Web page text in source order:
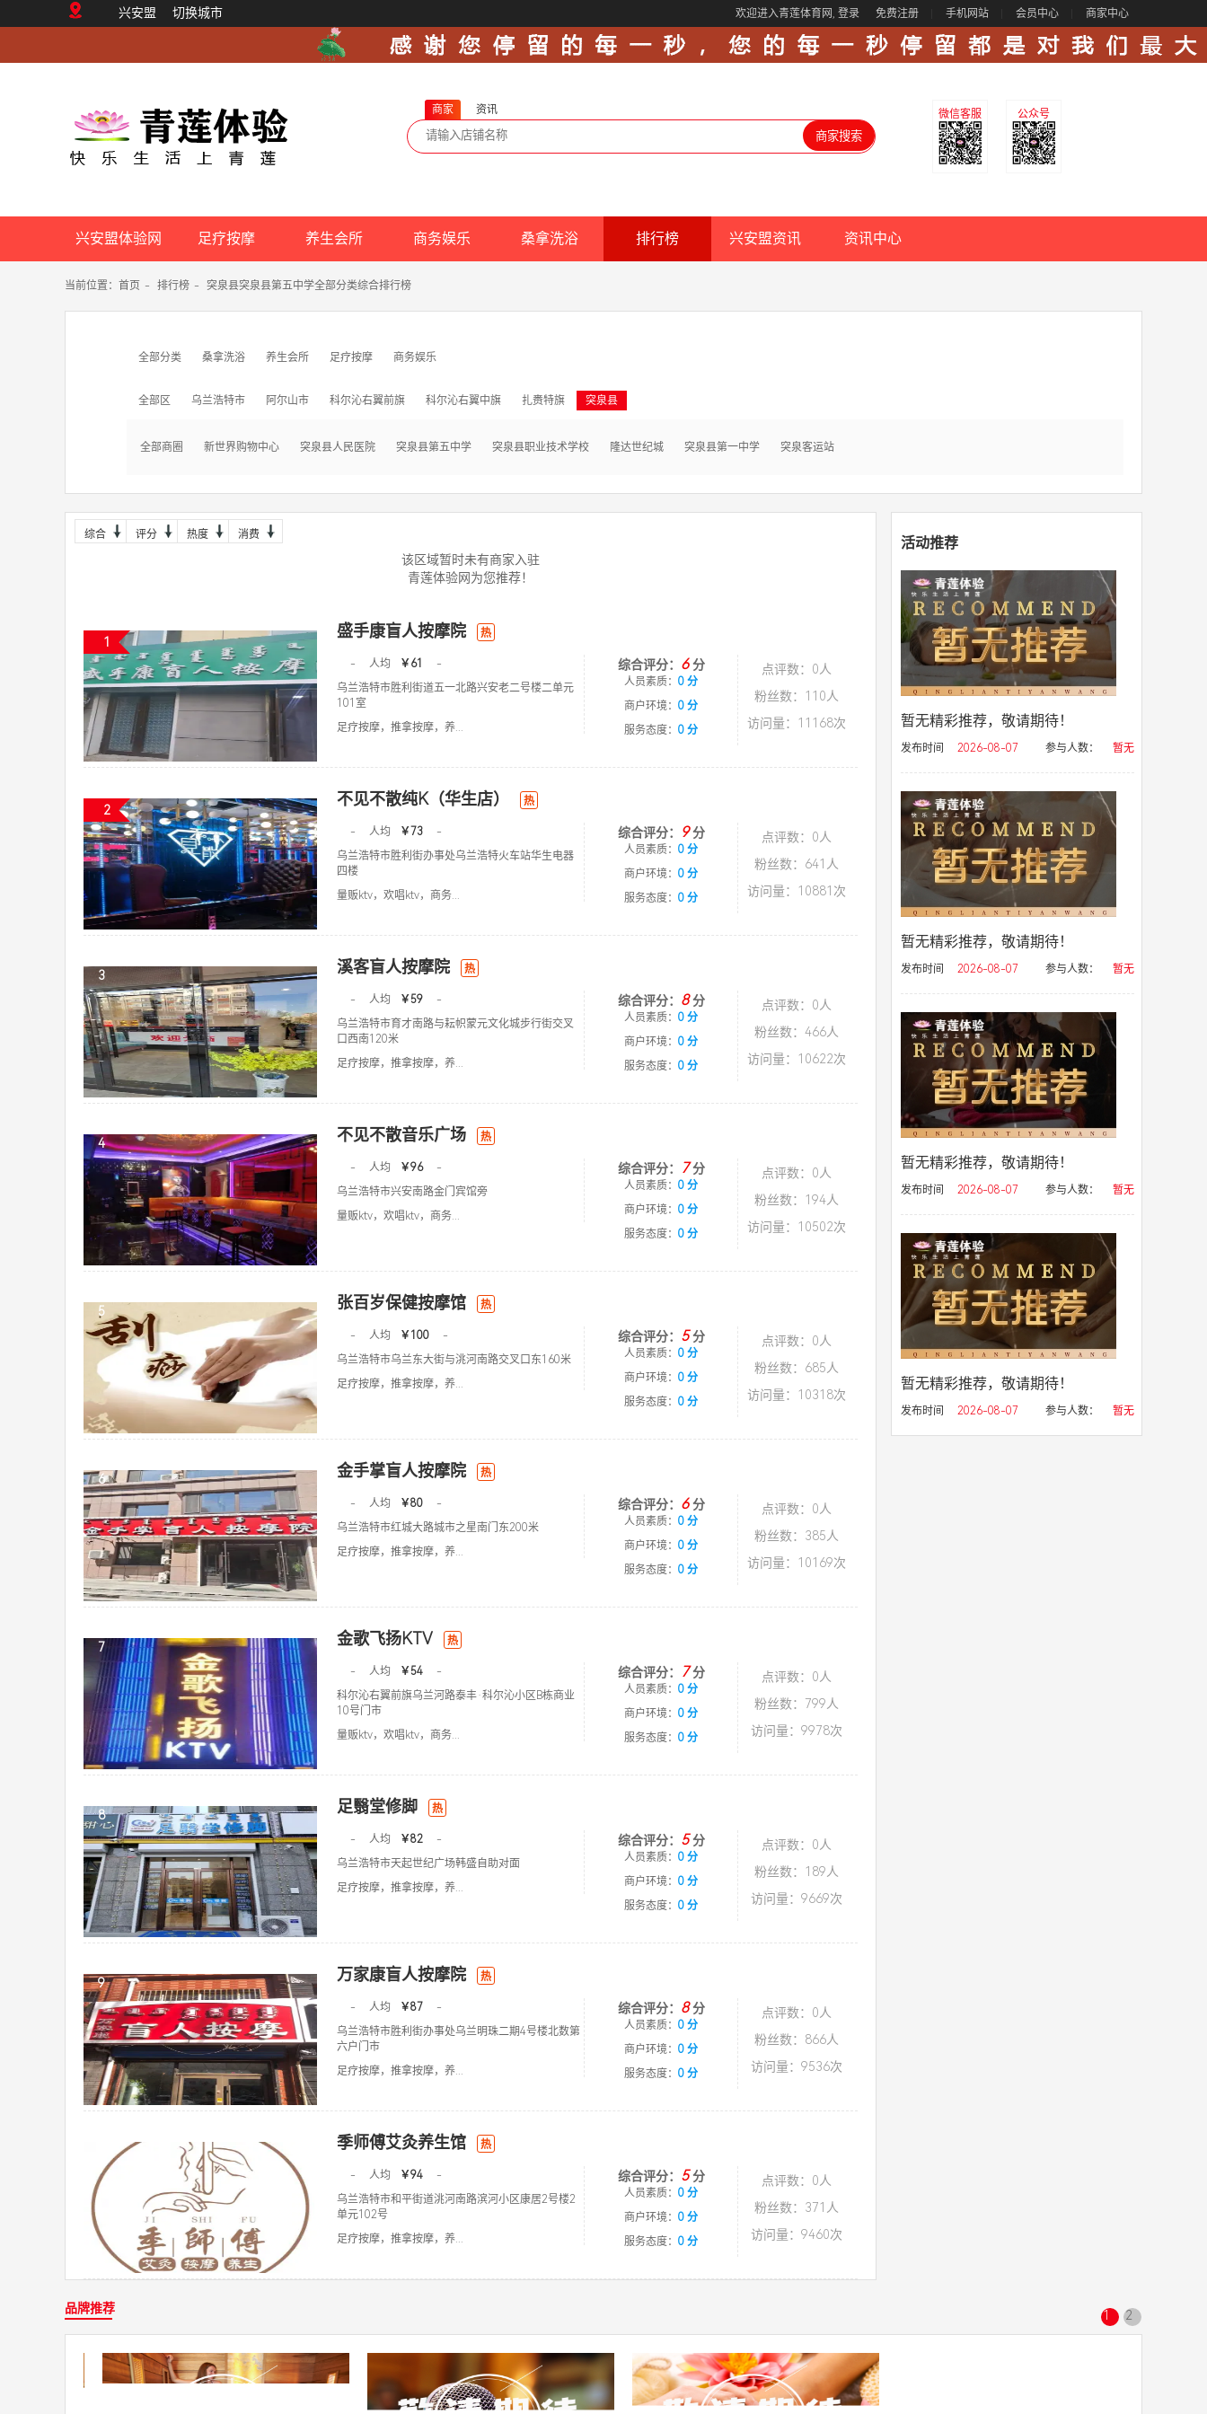
兴安盟 切换城市 欢迎进入青莲体育网, 登录 免费注册 手机网站 会员中心 商家中心
商家 资讯 公众号
微信客服
兴安盟体验网 足疗按摩 养生会所 商务娱乐 桑拿洗浴 排行榜 兴安盟资讯 资讯中心
当前位置： 首页 - 排行榜 - 突泉县突泉县第五中学全部分类综合排行榜
全部分类 桑拿洗浴 养生会所 足疗按摩 商务娱乐
全部区 乌兰浩特市 阿尔山市 科尔沁右翼前旗 科尔沁右翼中旗 扎赉特旗 突泉县
全部商圈 新世界购物中心 突泉县人民医院 突泉县第五中学 突泉县职业技术学校 隆达世纪城 突泉县第一中学 突泉客运站
综合 评分 热度 消费
该区域暂时未有商家入驻
青莲体验网为您推荐！
1
盛手康盲人按摩院 热
- 人均 ￥61
-
乌兰浩特市胜利街道五一北路兴安老二号楼二单元
101室
足疗按摩，推拿按摩，养...
综合评分： 6分
人员素质： 0 分
商户环境： 0 分
服务态度： 0 分
点评数：0人
粉丝数：110人
访问量：11168次
2
不见不散纯K（华生店） 热
- 人均 ￥73
-
乌兰浩特市胜利街办事处乌兰浩特火车站华生电器
四楼
量贩ktv，欢唱ktv，商务...
综合评分： 9分
人员素质： 0 分
商户环境： 0 分
服务态度： 0 分
点评数：0人
粉丝数：641人
访问量：10881次
3 溪客盲人按摩院 热
- 人均 ￥59
-
乌兰浩特市育才南路与耘帜蒙元文化城步行街交叉
口西南120米
足疗按摩，推拿按摩，养...
综合评分： 8分
人员素质： 0 分
商户环境： 0 分
服务态度： 0 分
点评数：0人
粉丝数：466人
访问量：10622次
4 不见不散音乐广场 热
- 人均 ￥96
-
乌兰浩特市兴安南路金门宾馆旁
量贩ktv，欢唱ktv，商务...
综合评分： 7分
人员素质： 0 分
商户环境： 0 分
服务态度： 0 分
点评数：0人
粉丝数：194人
访问量：10502次
5 张百岁保健按摩馆 热
- 人均 ￥100
-
乌兰浩特市乌兰东大街与洮河南路交叉口东160米
足疗按摩，推拿按摩，养...
综合评分： 5分
人员素质： 0 分
商户环境： 0 分
服务态度： 0 分
点评数：0人
粉丝数：685人
访问量：10318次
6 金手掌盲人按摩院 热
- 人均 ￥80
-
乌兰浩特市红城大路城市之星南门东200米
足疗按摩，推拿按摩，养...
综合评分： 6分
人员素质： 0 分
商户环境： 0 分
服务态度： 0 分
点评数：0人
粉丝数：385人
访问量：10169次
7 金歌飞扬KTV 热
- 人均 ￥54
-
科尔沁右翼前旗乌兰河路泰丰·科尔沁小区B栋商业
10号门市
量贩ktv，欢唱ktv，商务...
综合评分： 7分
人员素质： 0 分
商户环境： 0 分
服务态度： 0 分
点评数：0人
粉丝数：799人
访问量：9978次
8 足翳堂修脚 热
- 人均 ￥82
-
乌兰浩特市天起世纪广场韩盛自助对面
足疗按摩，推拿按摩，养...
综合评分： 5分
人员素质： 0 分
商户环境： 0 分
服务态度： 0 分
点评数：0人
粉丝数：189人
访问量：9669次
9 万家康盲人按摩院 热
- 人均 ￥87
-
乌兰浩特市胜利街办事处乌兰明珠二期4号楼北数第
六户门市
足疗按摩，推拿按摩，养...
综合评分： 8分
人员素质： 0 分
商户环境： 0 分
服务态度： 0 分
点评数：0人
粉丝数：866人
访问量：9536次
季师傅艾灸养生馆 热
- 人均 ￥94
-
乌兰浩特市和平街道洮河南路滨河小区康居2号楼2
单元102号
足疗按摩，推拿按摩，养...
综合评分： 5分
人员素质： 0 分
商户环境： 0 分
服务态度： 0 分
点评数：0人
粉丝数：371人
访问量：9460次
活动推荐
暂无精彩推荐，敬请期待！
发布时间 2026-08-07 参与人数： 暂无
暂无精彩推荐，敬请期待！
发布时间 2026-08-07 参与人数： 暂无
暂无精彩推荐，敬请期待！
发布时间 2026-08-07 参与人数： 暂无
暂无精彩推荐，敬请期待！
发布时间 2026-08-07 参与人数： 暂无
品牌推荐 1 2